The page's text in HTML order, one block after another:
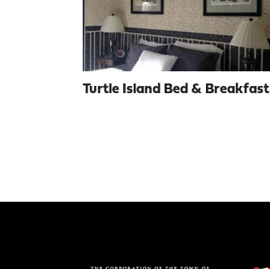
Turtle Island Bed & Breakfast